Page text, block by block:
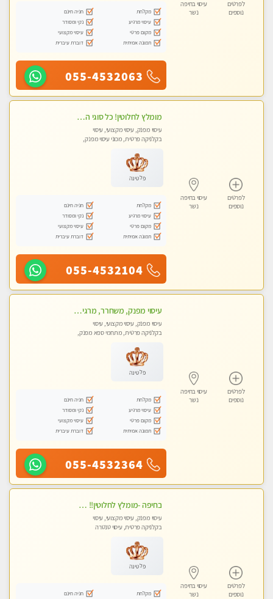
לפרטים
נוספים
עיסוי בחיפה
נשר
מקלחת
חניה חינם
עיסוי מרגיע
נקי ומסודר
מקום פרטי
עיסוי מקצועי
תמונה אמיתית
דוברת עיברית
055-4532063
לפרטים
נוספים
עיסוי בחיפה
נשר
מומלץ לחלוטין! כל סוגי העיסויים מעסה מקצועית ואיכותית פרטי!!!
עיסוי מפנק, עיסוי מקצועי, עיסוי
בקלניקה פרטית, מכוני עיסוי מפנק,
פלטינה
מקלחת
חניה חינם
עיסוי מרגיע
נקי ומסודר
מקום פרטי
עיסוי מקצועי
תמונה אמיתית
דוברת עיברית
055-4532104
לפרטים
נוספים
עיסוי בחיפה
נשר
עיסוי מפנק, משחרר, מרגיע, טנטרה, עיסוי שבדי מקצועי ללא שירותי מין
עיסוי מפנק, עיסוי מקצועי, עיסוי
בקלניקה פרטית, מתחמי ספא מפנק,
פלטינה
מקלחת
חניה חינם
עיסוי מרגיע
נקי ומסודר
מקום פרטי
עיסוי מקצועי
תמונה אמיתית
דוברת עיברית
055-4532364
לפרטים
נוספים
עיסוי בחיפה
נשר
בחיפה -מומלץ לחלוטין!! מעסה יפה איכותית מקצועית ומפנקת מאוד פרטי מומלץ בחום.עיסוי מפנק מאוווד.
עיסוי מפנק, עיסוי מקצועי, עיסוי
בקלניקה פרטית, עיסוי טנטרה
פלטינה
מקלחת
חניה חינם